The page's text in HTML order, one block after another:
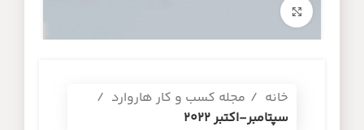
خانه
مجله کسب و کار هاروارد
سپتامبر-اکتبر 2022